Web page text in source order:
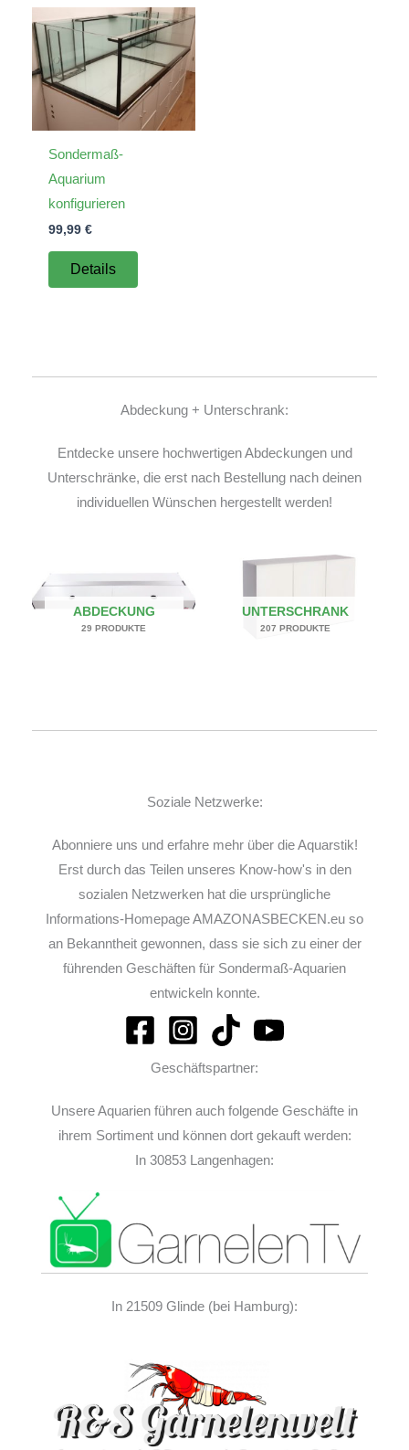
Sondermaß-
Aquarium
konfigurieren
99,99 €
Details
Abdeckung + Unterschrank:
Entdecke unsere hochwertigen Abdeckungen und
Unterschränke, die erst nach Bestellung nach deinen
individuellen Wünschen hergestellt werden!
ABDECKUNG
29 PRODUKTE
UNTERSCHRANK
207 PRODUKTE
Soziale Netzwerke:
Abonniere uns und erfahre mehr über die Aquarstik!
Erst durch das Teilen unseres Know-how's in den
sozialen Netzwerken hat die ursprüngliche
Informations-Homepage AMAZONASBECKEN.eu so
an Bekanntheit gewonnen, dass sie sich zu einer der
führenden Geschäften für Sondermaß-Aquarien
entwickeln konnte.
Geschäftspartner:
Unsere Aquarien führen auch folgende Geschäfte in
ihrem Sortiment und können dort gekauft werden:
In 30853 Langenhagen:
In 21509 Glinde (bei Hamburg):